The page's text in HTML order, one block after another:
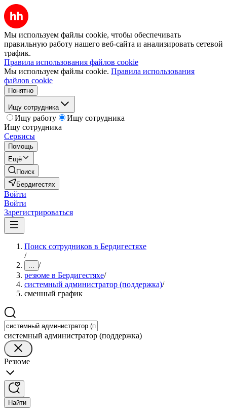
Мы используем файлы cookie, чтобы обеспечивать
правильную работу нашего веб-сайта и анализировать сетевой
трафик.
Правила использования файлов cookie
Мы используем файлы cookie. Правила использования
файлов cookie
Понятно
Ищу сотрудника
Ищу работу
Ищу сотрудника
Ищу сотрудника
Сервисы
Помощь
Ещё
Поиск
Бердигестях
Войти
Войти
Зарегистрироваться
Поиск сотрудников в Бердигестяхе
/
... /
резюме в Бердигестяхе/
системный администратор (поддержка)/
сменный график
системный администратор (поддержка)
Резюме
Найти